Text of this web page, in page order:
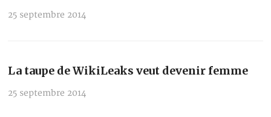
25 septembre 2014
La taupe de WikiLeaks veut devenir femme
25 septembre 2014